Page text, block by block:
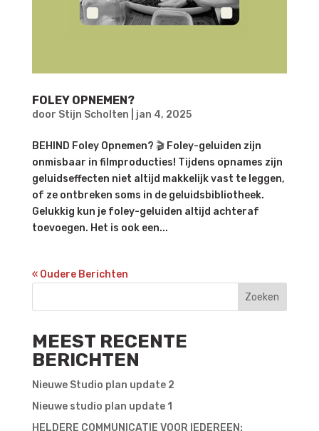
FOLEY OPNEMEN?
door Stijn Scholten jan 4, 2025
BEHIND Foley Opnemen? 🎬 Foley-geluiden zijn
onmisbaar in filmproducties! Tijdens opnames zijn
geluidseffecten niet altijd makkelijk vast te leggen,
of ze ontbreken soms in de geluidsbibliotheek.
Gelukkig kun je foley-geluiden altijd achteraf
toevoegen. Het is ook een...
« Oudere Berichten
Zoeken
MEEST RECENTE
BERICHTEN
Nieuwe Studio plan update 2
Nieuwe studio plan update 1
HELDERE COMMUNICATIE VOOR IEDEREEN: